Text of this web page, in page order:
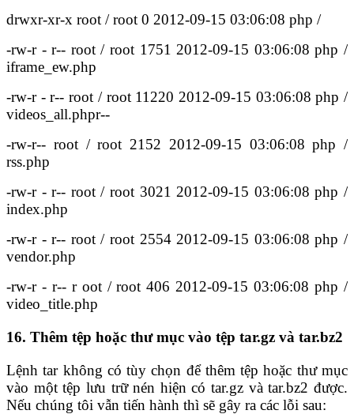
drwxr-xr-x root / root 0 2012-09-15 03:06:08 php /
-rw-r - r-- root / root 1751 2012-09-15 03:06:08 php /
iframe_ew.php
-rw-r - r-- root / root 11220 2012-09-15 03:06:08 php /
videos_all.phpr--
-rw-r-- root / root 2152 2012-09-15 03:06:08 php /
rss.php
-rw-r - r-- root / root 3021 2012-09-15 03:06:08 php /
index.php
-rw-r - r-- root / root 2554 2012-09-15 03:06:08 php /
vendor.php
-rw-r - r-- r oot / root 406 2012-09-15 03:06:08 php /
video_title.php
16. Thêm tệp hoặc thư mục vào tệp tar.gz và tar.bz2
Lệnh tar không có tùy chọn để thêm tệp hoặc thư mục
vào một tệp lưu trữ nén hiện có tar.gz và tar.bz2 được.
Nếu chúng tôi vẫn tiến hành thì sẽ gây ra các lỗi sau: